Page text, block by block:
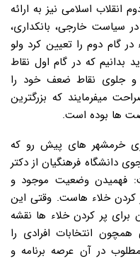
انقلاب اسلامی نیز به ارائه
سیاست خارجی، بانکداری،
گام دوم را تعیین کرد ولو
بدانیم که در گام اول نقاط
جلوی نقاط ضعف خود را
میفرمایند که بزرگترین
ها بوده است.
خرمشهر های پیش رو که
دانشگاه فرهنگیان از دکتر
فهمیدن وضعیت موجود و
کردن خلاء هاست. وقتی این
برای پر کردن خلاء ها نقشه
انتخابات افرادی را
در آن عرصه برنامه و